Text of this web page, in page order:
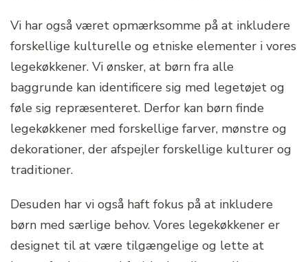
Vi har også været opmærksomme på at inkludere
forskellige kulturelle og etniske elementer i vores
legekøkkener. Vi ønsker, at børn fra alle
baggrunde kan identificere sig med legetøjet og
føle sig repræsenteret. Derfor kan børn finde
legekøkkener med forskellige farver, mønstre og
dekorationer, der afspejler forskellige kulturer og
traditioner.
Desuden har vi også haft fokus på at inkludere
børn med særlige behov. Vores legekøkkener er
designet til at være tilgængelige og lette at